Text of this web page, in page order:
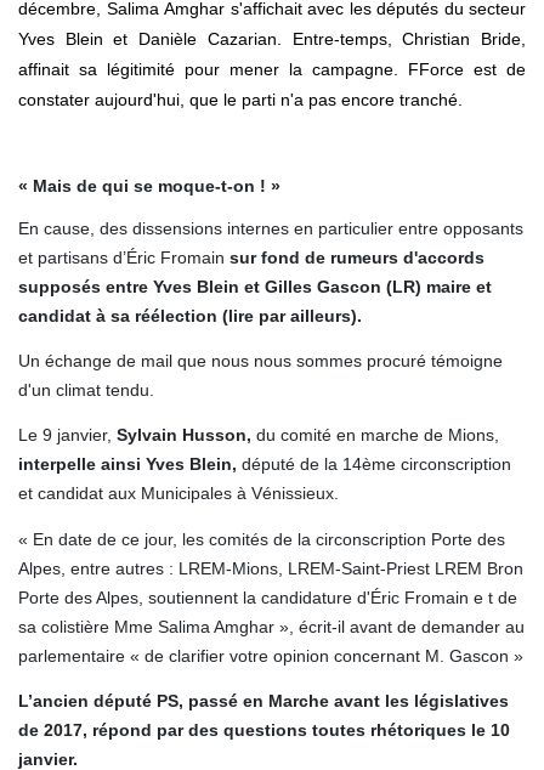
décembre, Salima Amghar s'affichait avec les députés du secteur
Yves Blein et Danièle Cazarian. Entre-temps, Christian Bride,
affinait sa légitimité pour mener la campagne. FForce est de
constater aujourd'hui, que le parti n'a pas encore tranché.
« Mais de qui se moque-t-on ! »
En cause, des dissensions internes en particulier entre opposants
et partisans d’Éric Fromain sur fond de rumeurs d'accords
supposés entre Yves Blein et Gilles Gascon (LR) maire et
candidat à sa réélection (lire par ailleurs).
Un échange de mail que nous nous sommes procuré témoigne
d'un climat tendu.
Le 9 janvier, Sylvain Husson, du comité en marche de Mions,
interpelle ainsi Yves Blein, député de la 14ème circonscription
et candidat aux Municipales à Vénissieux.
« En date de ce jour, les comités de la circonscription Porte des
Alpes, entre autres : LREM-Mions, LREM-Saint-Priest LREM Bron
Porte des Alpes, soutiennent la candidature d'Éric Fromain e t de
sa colistière Mme Salima Amghar », écrit-il avant de demander au
parlementaire « de clarifier votre opinion concernant M. Gascon »
L’ancien député PS, passé en Marche avant les législatives
de 2017, répond par des questions toutes rhétoriques le 10
janvier.